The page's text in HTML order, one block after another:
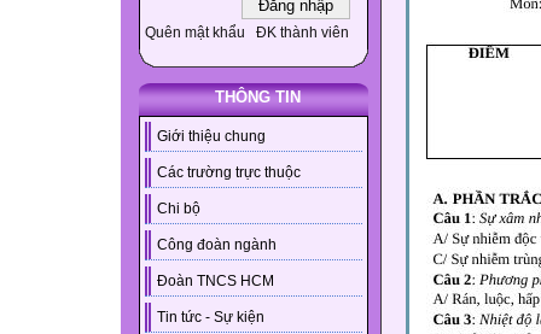
Quên mật khẩu ĐK thành viên
THÔNG TIN
Giới thiệu chung
Các trường trực thuộc
Chi bộ
Công đoàn ngành
Đoàn TNCS HCM
Tin tức - Sự kiện